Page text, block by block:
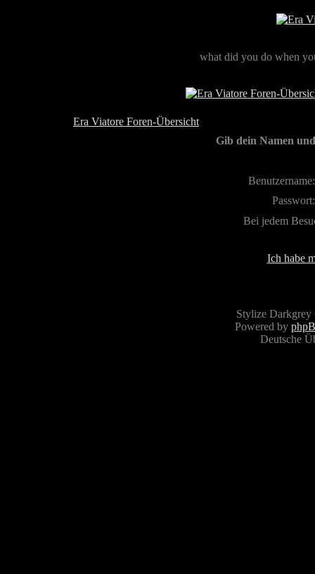
what did you do when
Era Viatore Foren-Übersicht
Gib dein Namen
Benutzername:
Passwort:
Bei jedem
Ich habe
Stylize
Powered by
Deutsche